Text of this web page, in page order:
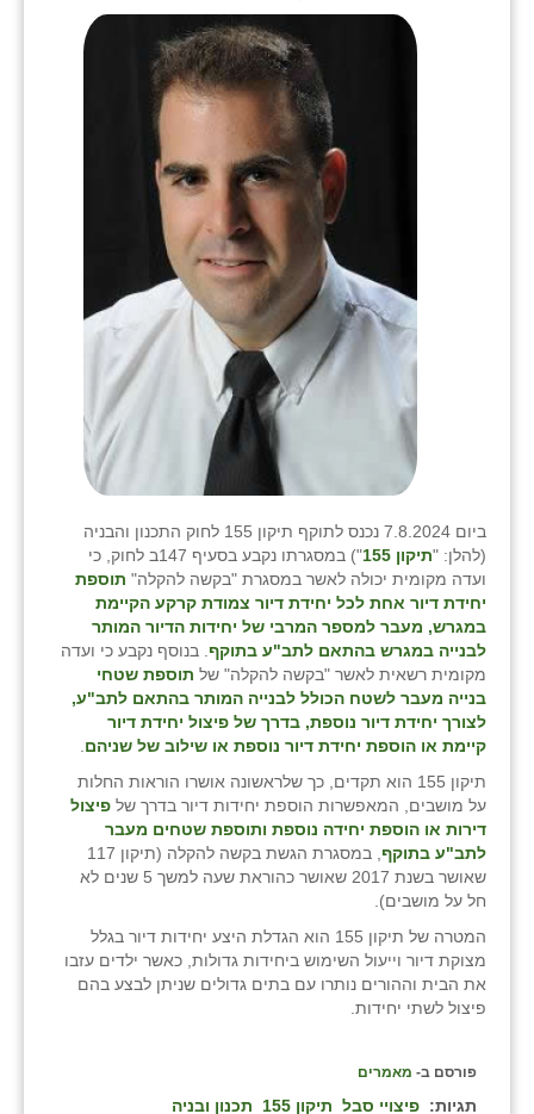
ביום 7.8.2024 נכנס לתוקף תיקון 155 לחוק התכנון והבניה
(להלן: "תיקון 155
") במסגרתו נקבע בסעיף 147ב לחוק, כי
ועדה מקומית יכולה לאשר במסגרת "בקשה להקלה" תוספת
יחידת דיור אחת לכל יחידת דיור צמודת קרקע הקיימת
במגרש, מעבר למספר המרבי של יחידות הדיור המותר
לבנייה במגרש בהתאם לתב"ע בתוקף . בנוסף נקבע כי ועדה
מקומית רשאית לאשר "בקשה להקלה" של תוספת שטחי
בנייה מעבר לשטח הכולל לבנייה המותר בהתאם לתב"ע,
לצורך יחידת דיור נוספת, בדרך של פיצול יחידת דיור
קיימת או הוספת יחידת דיור נוספת או שילוב של שניהם
תיקון 155 הוא תקדים, כך שלראשונה אושרו הוראות החלות
על מושבים, המאפשרות הוספת יחידות דיור בדרך של פיצול
דירות או הוספת יחידה נוספת ותוספת שטחים מעבר
לתב"ע בתוקף
, במסגרת הגשת בקשה להקלה (תיקון 117
שאושר בשנת 2017 שאושר כהוראת שעה למשך 5 שנים לא
חל על מושבים).
המטרה של תיקון 155 הוא הגדלת היצע יחידות דיור בגלל
מצוקת דיור וייעול השימוש ביחידות גדולות, כאשר ילדים עזבו
את הבית וההורים נותרו עם בתים גדולים שניתן לבצע בהם
פיצול לשתי יחידות.
פורסם ב- מאמרים
תגיות: פיצויי סבל תיקון 155 תכנון ובניה
קלחים
רמות השבים
רמת הדר
שבי ציון
שדה ורבורג
שדה צבי